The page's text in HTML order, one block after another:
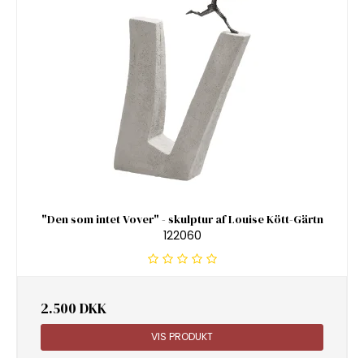
"Den som intet Vover" - skulptur af Louise Kött-Gärtn
122060
2.500 DKK
VIS PRODUKT